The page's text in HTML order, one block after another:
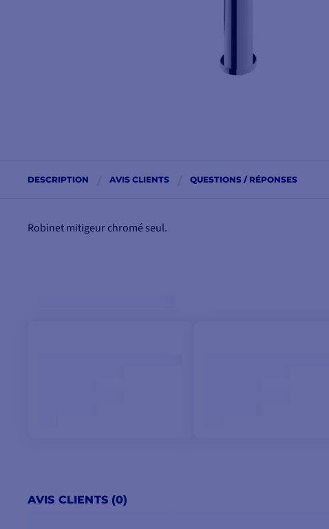
DESCRIPTION AVIS CLIENTS QUESTIONS / RÉPONSES
Robinet mitigeur chromé seul.
AVIS CLIENTS (0)